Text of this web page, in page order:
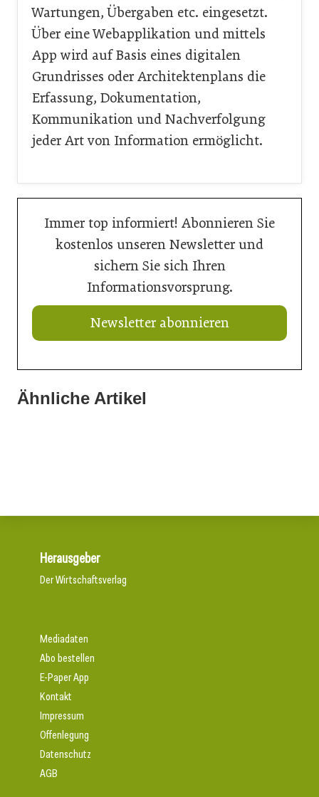
Wartungen, Übergaben etc. eingesetzt.
Über eine Webapplikation und mittels
App wird auf Basis eines digitalen
Grundrisses oder Architektenplans die
Erfassung, Dokumentation,
Kommunikation und Nachverfolgung
jeder Art von Information ermöglicht.
Immer top informiert! Abonnieren Sie
kostenlos unseren Newsletter und
sichern Sie sich Ihren
Informationsvorsprung.
Newsletter abonnieren
Ähnliche Artikel
20. Juli 2026
Herausgeber
Der Wirtschaftsverlag
Mediadaten
Abo bestellen
E-Paper App
Kontakt
Impressum
Offenlegung
Datenschutz
AGB